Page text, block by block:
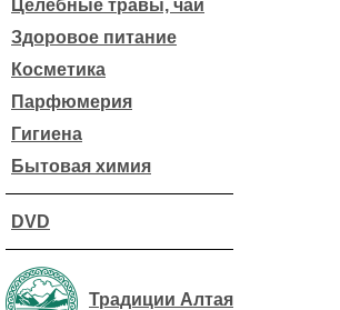
Целебные травы, чаи
Здоровое питание
Косметика
Парфюмерия
Гигиена
Бытовая химия
DVD
Традиции Алтая